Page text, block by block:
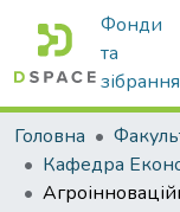
Фонди
та
зібрання
Головна